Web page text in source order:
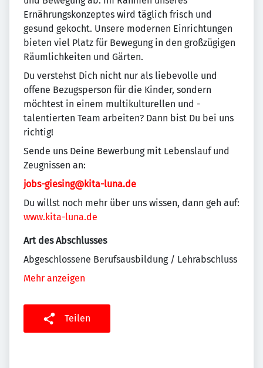
Ernährungskonzeptes wird täglich frisch und
gesund gekocht. Unsere modernen Einrichtungen
bieten viel Platz für Bewegung in den großzügigen
Räumlichkeiten und Gärten.
Du verstehst Dich nicht nur als liebevolle und
offene Bezugsperson für die Kinder, sondern
möchtest in einem multikulturellen und -
talentierten Team arbeiten? Dann bist Du bei uns
richtig!
Sende uns Deine Bewerbung mit Lebenslauf und
Zeugnissen an:
jobs-giesing@kita-luna.de
Du willst noch mehr über uns wissen, dann geh auf:
www.kita-luna.de
Art des Abschlusses
Abgeschlossene Berufsausbildung / Lehrabschluss
Mehr anzeigen
Teilen